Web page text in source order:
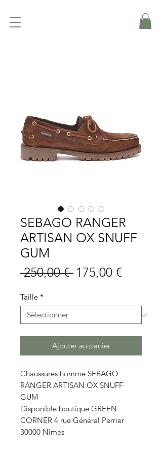
SEBAGO RANGER
ARTISAN OX SNUFF
GUM
250,00 € Prix
175,00 €
Taille *
Ajouter au panier
Chaussures homme SEBAGO
RANGER ARTISAN OX SNUFF
GUM
Disponible boutique GREEN
CORNER 4 rue Général Perrier
30000 Nîmes